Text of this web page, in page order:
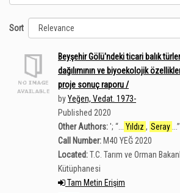
Sort
Beyşehir Gölü'ndeki ticari balık
dağılımının ve biyoekolojik
proje sonuç raporu /
byYeğen, Vedat. 1973-
Published 2020
Other Authors:'; “ Yıldız , Seray ...”
Call Number: M40 YEĞ 2020
Located:T.C. Tarım ve Orman
Kütüphanesi
Tam Metin Erişim